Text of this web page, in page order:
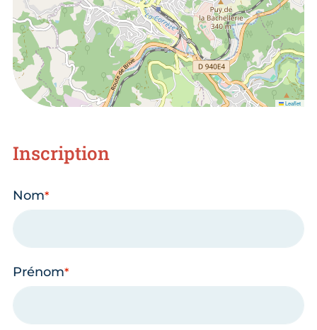
Leaflet
Inscription
Nom
Prénom